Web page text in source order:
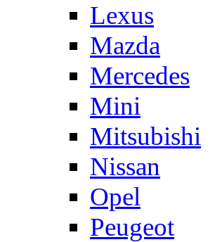
Lexus
Mazda
Mercedes
Mini
Mitsubishi
Nissan
Opel
Peugeot